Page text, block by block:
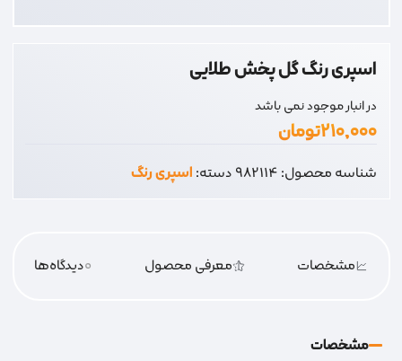
اسپری رنگ گل پخش طلایی
در انبار موجود نمی باشد
۲۱۰,۰۰۰تومان
شناسه محصول:982114دسته:اسپری رنگ
مشخصات معرفی محصول 0دیدگاه‌‌ها
مشخصات